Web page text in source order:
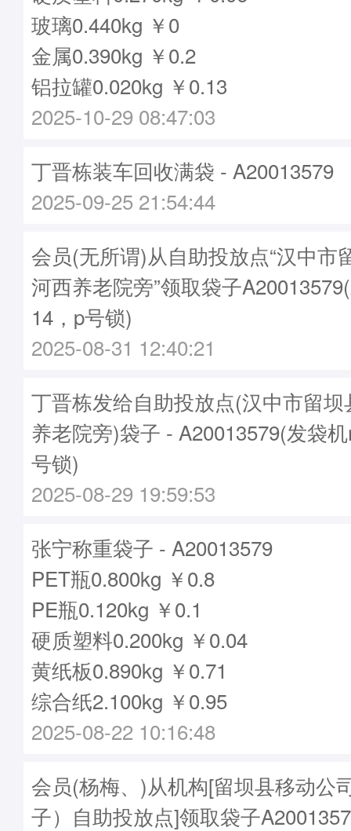
玻璃0.440kg ￥0
金属0.390kg ￥0.2
铝拉罐0.020kg ￥0.13
2025-10-29 08:47:03
丁晋栋装车回收满袋 - A20013579
2025-09-25 21:54:44
会员(无所谓)从自助投放点“汉中市
河西养老院旁”领取袋子
14，p号锁)
2025-08-31 12:40:21
丁晋栋发给自助投放点(汉中市留
养老院旁)袋子 - A20013579(发袋
号锁)
2025-08-29 19:59:53
张宁称重袋子 - A20013579
PET瓶0.800kg ￥0.8
PE瓶0.120kg ￥0.1
硬质塑料0.200kg ￥0.04
黄纸板0.890kg ￥0.71
综合纸2.100kg ￥0.95
2025-08-22 10:16:48
会员(杨梅、)从机构[留坝县移动公
子）自助投放点]领取袋子